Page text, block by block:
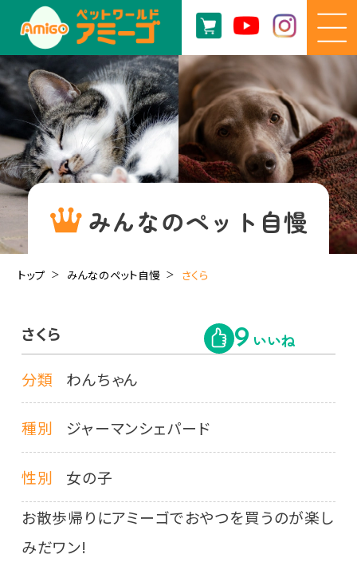
みんなのペット自慢
トップ みんなのペット自慢 さくら
さくら 9 いいね
分類 わんちゃん
種別 ジャーマンシェパード
性別
女の子
お散歩帰りにアミーゴでおやつを買うのが楽し
みだワン!